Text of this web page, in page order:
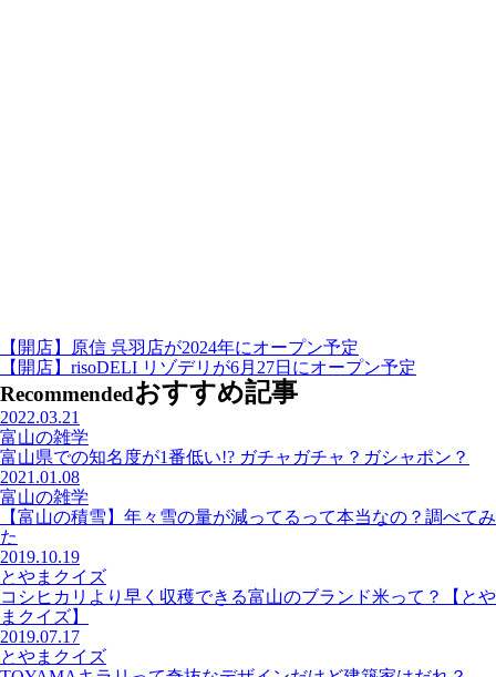
【開店】原信 呉羽店が2024年にオープン予定
【開店】risoDELI リゾデリが6月27日にオープン予定
Recommendedおすすめ記事
2022.03.21
富山の雑学
富山県での知名度が1番低い!? ガチャガチャ？ガシャポン？
2021.01.08
富山の雑学
【富山の積雪】年々雪の量が減ってるって本当なの？調べてみ
た
2019.10.19
とやまクイズ
コシヒカリより早く収穫できる富山のブランド米って？【とや
まクイズ】
2019.07.17
とやまクイズ